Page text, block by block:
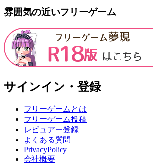
雰囲気の近いフリーゲーム
サインイン・登録
フリーゲームとは
フリーゲーム投稿
レビュアー登録
よくある質問
PrivacyPolicy
会社概要